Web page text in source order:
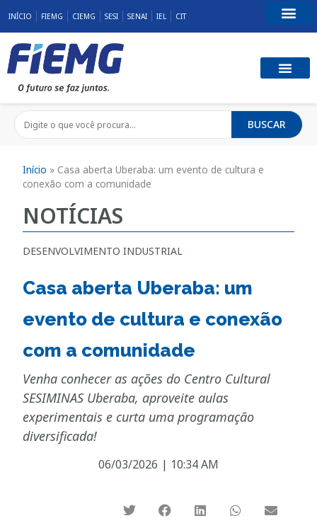
INÍCIO FIEMG CIEMG SESI SENAI IEL CIT
BUSCAR
Início » Casa aberta Uberaba: um evento de cultura e
conexão com a comunidade
NOTÍCIAS
DESENVOLVIMENTO INDUSTRIAL
Casa aberta Uberaba: um
evento de cultura e conexão
com a comunidade
Venha conhecer as ações do Centro Cultural
SESIMINAS Uberaba, aproveite aulas
experimentais e curta uma programação
diversificada!
06/03/2026 | 10:34 AM